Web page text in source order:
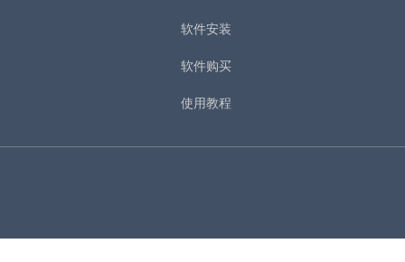
软件安装
软件购买
使用教程